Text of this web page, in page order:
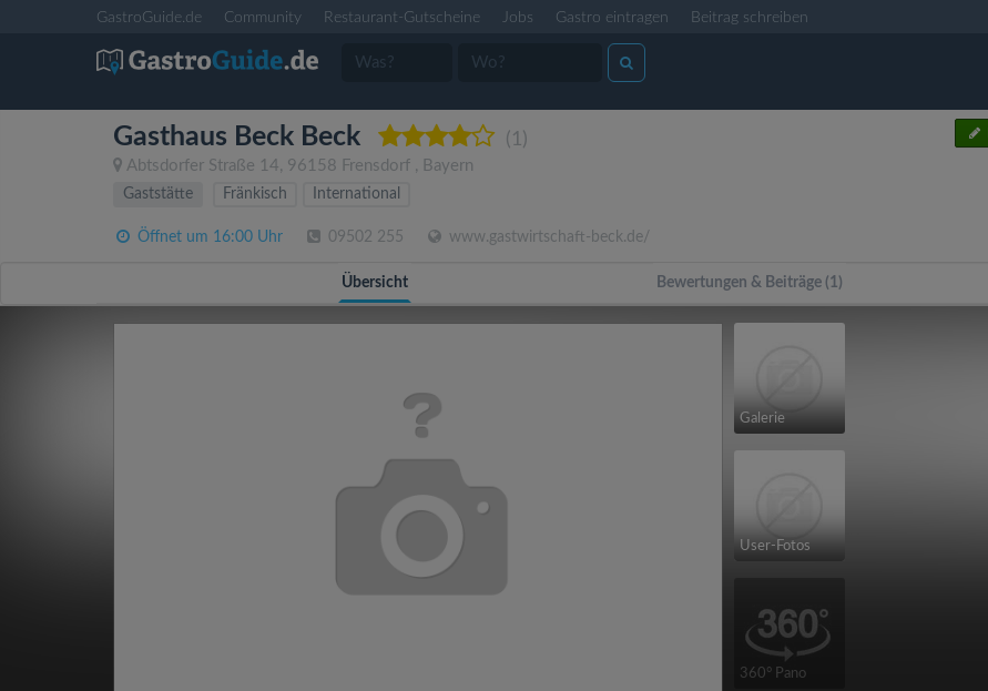
GastroGuide.de Community Restaurant-Gutscheine Jobs Gastro eintragen Beitrag schreiben
Gasthaus Beck Beck (1)
Abtsdorfer Straße 14, 96158 Frensdorf , Bayern
Gaststätte
Fränkisch International
Öffnet um 16:00 Uhr 09502 255 www.gastwirtschaft-beck.de/
Übersicht Bewertungen & Beiträge (1)
Galerie
User-Fotos
360° Pano